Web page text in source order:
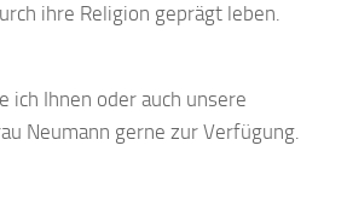
ihre Religion geprägt leben.
ich Ihnen oder auch unsere
Neumann gerne zur Verfügung.